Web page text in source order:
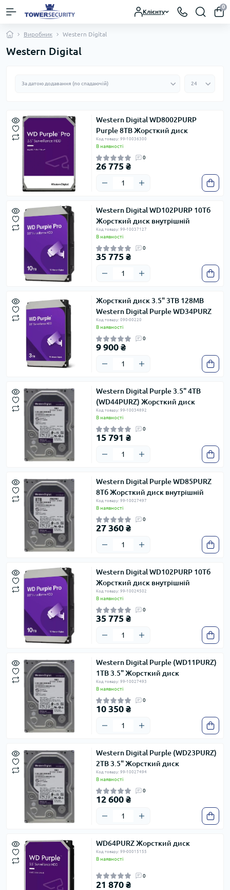
Клієнту
0
Виробник Western Digital
Western Digital
Western Digital WD8002PURP
Purple 8TB Жорсткий диск
Код товару: 99-10036300
В наявності
0
26 775 ₴
Western Digital WD102PURP 10Тб
Жорсткий диск внутрішній
Код товару: 99-10037127
В наявності
0
35 775 ₴
Жорсткий диск 3.5" 3TB 128MB
Western Digital Purple WD34PURZ
Код товару: 090-00220
В наявності
0
9 900 ₴
Western Digital Purple 3.5" 4TB
(WD44PURZ) Жорсткий диск
Код товару: 99-10034892
В наявності
0
15 791 ₴
Western Digital Purple WD85PURZ
8Тб Жорсткий диск внутрішній
Код товару: 99-10027497
В наявності
0
27 360 ₴
Western Digital WD102PURP 10Тб
Жорсткий диск внутрішній
Код товару: 99-10024502
В наявності
0
35 775 ₴
Western Digital Purple (WD11PURZ)
1ТВ 3.5" Жорсткий диск
Код товару: 99-10027493
В наявності
0
10 350 ₴
Western Digital Purple (WD23PURZ)
2ТВ 3.5" Жорсткий диск
Код товару: 99-10027494
В наявності
0
12 600 ₴
WD64PURZ Жорсткий диск
Код товару: 99-00015155
В наявності
0
21 870 ₴